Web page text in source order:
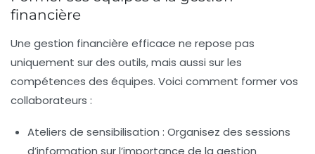
financière
Une gestion financière efficace ne repose pas
uniquement sur des outils, mais aussi sur les
compétences des équipes. Voici comment former vos
collaborateurs :
Ateliers de sensibilisation : Organisez des sessions
d’information sur l’importance de la gestion